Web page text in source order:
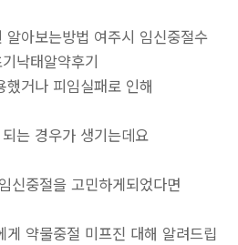
알아보는방법 여주시 임신중절수
낙­태알약후기
거나 피임실패로 인해
는 경우가 생기는데요
신중절을 고민하게되었다면
약물중절 미프진 대해 알려드립